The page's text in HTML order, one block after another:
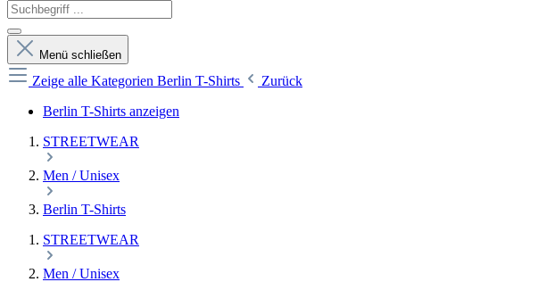
Menü schließen
Zeige alle Kategorien Berlin T-Shirts
Zurück
Berlin T-Shirts anzeigen
STREETWEAR
Men / Unisex
Berlin T-Shirts
STREETWEAR
Men / Unisex